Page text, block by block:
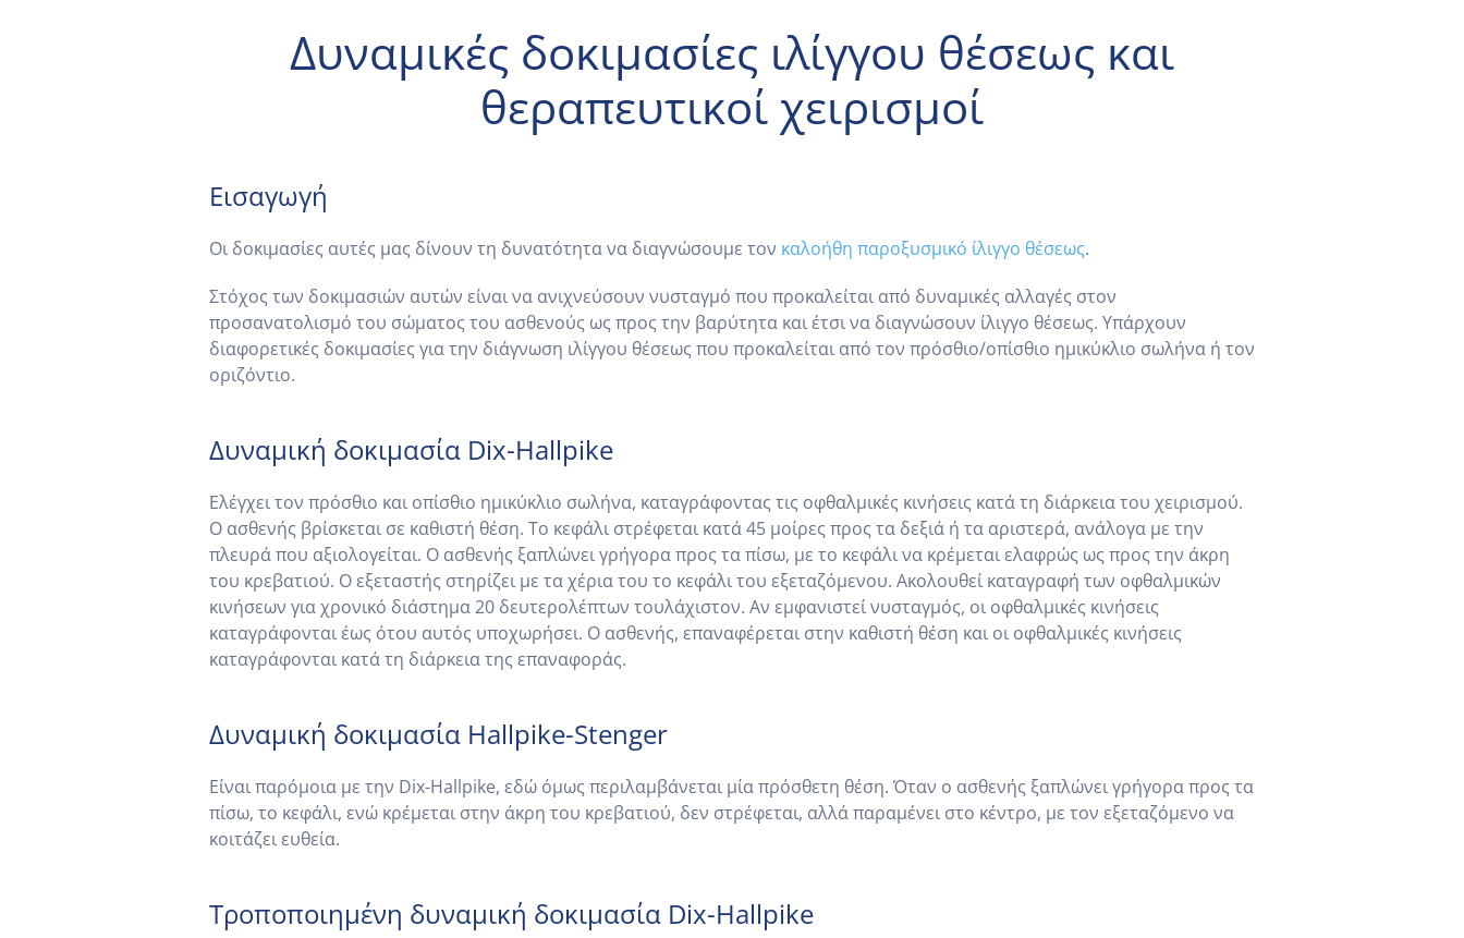
Δυναμικές δοκιμασίες ιλίγγου θέσεως και
θεραπευτικοί χειρισμοί
Εισαγωγή
Οι δοκιμασίες αυτές μας δίνουν τη δυνατότητα να διαγνώσουμε τον καλοήθη παροξυσμικό ίλιγγο θέσεως.
Στόχος των δοκιμασιών αυτών είναι να ανιχνεύσουν νυσταγμό που προκαλείται από δυναμικές αλλαγές στον
προσανατολισμό του σώματος του ασθενούς ως προς την βαρύτητα και έτσι να διαγνώσουν ίλιγγο θέσεως. Υπάρχουν
διαφορετικές δοκιμασίες για την διάγνωση ιλίγγου θέσεως που προκαλείται από τον πρόσθιο/οπίσθιο ημικύκλιο σωλήνα ή τον
οριζόντιο.
Δυναμική δοκιμασία Dix-Hallpike
Ελέγχει τον πρόσθιο και οπίσθιο ημικύκλιο σωλήνα, καταγράφοντας τις οφθαλμικές κινήσεις κατά τη διάρκεια του χειρισμού.
Ο ασθενής βρίσκεται σε καθιστή θέση. Το κεφάλι στρέφεται κατά 45 μοίρες προς τα δεξιά ή τα αριστερά, ανάλογα με την
πλευρά που αξιολογείται. Ο ασθενής ξαπλώνει γρήγορα προς τα πίσω, με το κεφάλι να κρέμεται ελαφρώς ως προς την άκρη
του κρεβατιού. Ο εξεταστής στηρίζει με τα χέρια του το κεφάλι του εξεταζόμενου. Ακολουθεί καταγραφή των οφθαλμικών
κινήσεων για χρονικό διάστημα 20 δευτερολέπτων τουλάχιστον. Αν εμφανιστεί νυσταγμός, οι οφθαλμικές κινήσεις
καταγράφονται έως ότου αυτός υποχωρήσει. Ο ασθενής, επαναφέρεται στην καθιστή θέση και οι οφθαλμικές κινήσεις
καταγράφονται κατά τη διάρκεια της επαναφοράς.
Δυναμική δοκιμασία Hallpike-Stenger
Είναι παρόμοια με την Dix-Hallpike, εδώ όμως περιλαμβάνεται μία πρόσθετη θέση. Όταν ο ασθενής ξαπλώνει γρήγορα προς τα
πίσω, το κεφάλι, ενώ κρέμεται στην άκρη του κρεβατιού, δεν στρέφεται, αλλά παραμένει στο κέντρο, με τον εξεταζόμενο να
κοιτάζει ευθεία.
Τροποποιημένη δυναμική δοκιμασία Dix-Hallpike